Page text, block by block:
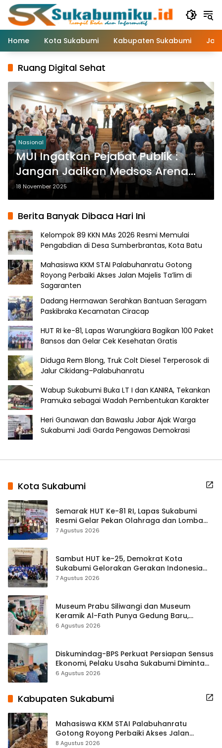
Langsung
konten
Home
Kota Sukabumi Kabupaten Sukabumi
Ruang Digital Sehat
Nasional
MUI Ingatkan Pejabat Publik :
Jangan Jadikan Medsos Arena
Sensasi Utamakan Etika dan
Verifikasi
18 November 2025
Berita Banyak Dibaca Hari Ini
Kelompok 89 KKN MAs 2026 Resmi Memulai
Pengabdian di Desa Sumberbrantas, Kota Batu
Mahasiswa KKM STAI Palabuhanratu Gotong
Royong Perbaiki Akses Jalan Majelis Ta’lim di
Sagaranten
Dadang Hermawan Serahkan Bantuan Seragam
Paskibraka Kecamatan Ciracap
HUT RI ke-81, Lapas Warungkiara Bagikan 100 Paket
Bansos dan Gelar Cek Kesehatan Gratis
Diduga Rem Blong, Truk Colt Diesel Terperosok di
Jalur Cikidang–Palabuhanratu
Wabup Sukabumi Buka LT I dan KANIRA, Tekankan
Pramuka sebagai Wadah Pembentukan Karakter
Heri Gunawan dan Bawaslu Jabar Ajak Warga
Sukabumi Jadi Garda Pengawas Demokrasi
Kota Sukabumi
Semarak HUT Ke-81 RI, Lapas Sukabumi
Resmi Gelar Pekan Olahraga dan Lomba
Tradisional
7 Agustus 2026
Sambut HUT ke-25, Demokrat Kota
Sukabumi Gelorakan Gerakan Indonesia
ASRI Lewat Aksi Bersih Masjid Agung
7 Agustus 2026
Museum Prabu Siliwangi dan Museum
Keramik Al-Fath Punya Gedung Baru,
Hampir 500 Koleksi Dipisahkan
6 Agustus 2026
Diskumindag-BPS Perkuat Persiapan Sensus
Ekonomi, Pelaku Usaha Sukabumi Diminta
Terbuka Beri Data
6 Agustus 2026
Kabupaten Sukabumi
Mahasiswa KKM STAI Palabuhanratu
Gotong Royong Perbaiki Akses Jalan
Majelis Ta’lim di Sagaranten
8 Agustus 2026